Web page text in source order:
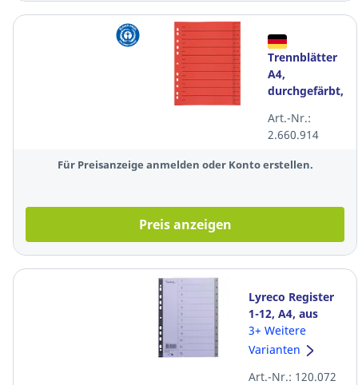
Trennblätter
A4,
durchgefärbt,
Art.-Nr.:
2.660.914
Für Preisanzeige anmelden oder Konto erstellen.
Preis anzeigen
Lyreco Register
1-12, A4, aus
Kunststoff, 12
Blatt, grau
3+ Weitere
Varianten
Art.-Nr.: 120.072